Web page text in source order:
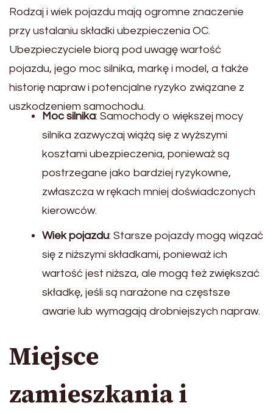
Rodzaj i wiek pojazdu mają ogromne znaczenie
przy ustalaniu składki ubezpieczenia OC.
Ubezpieczyciele biorą pod uwagę wartość
pojazdu, jego moc silnika, markę i model, a także
historię napraw i potencjalne ryzyko związane z
uszkodzeniem samochodu.
Moc silnika: Samochody o większej mocy
silnika zazwyczaj wiążą się z wyższymi
kosztami ubezpieczenia, ponieważ są
postrzegane jako bardziej ryzykowne,
zwłaszcza w rękach mniej doświadczonych
kierowców.
Wiek pojazdu: Starsze pojazdy mogą wiązać
się z niższymi składkami, ponieważ ich
wartość jest niższa, ale mogą też zwiększać
składkę, jeśli są narażone na częstsze
awarie lub wymagają drobniejszych napraw.
Miejsce
zamieszkania i